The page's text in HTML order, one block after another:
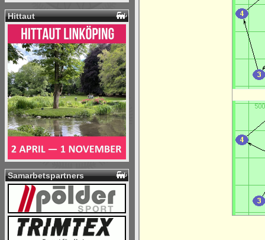
Hittaut
Samarbetspartners